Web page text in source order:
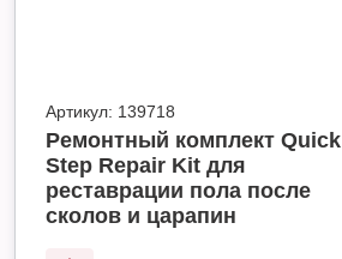
Артикул: 139718
Ремонтный комплект Quick
Step Repair Kit для
реставрации пола после
сколов и царапин